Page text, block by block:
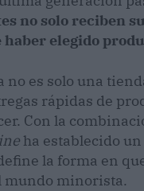
no solo reciben
elegido
no es solo una
rápidas de
Con la
ha establecido
la forma en
mundo minorista.